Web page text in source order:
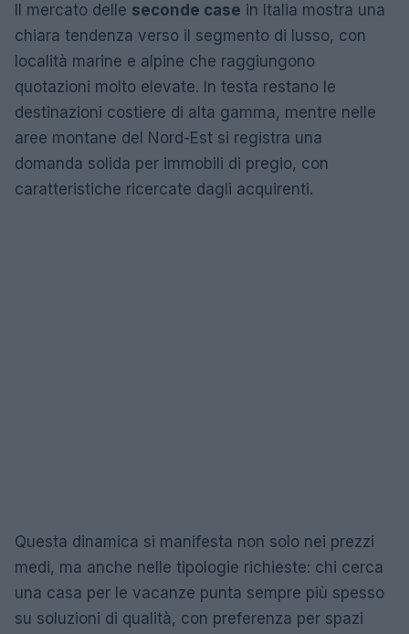
Il mercato delle seconde case in Italia mostra una
chiara tendenza verso il segmento di lusso, con
località marine e alpine che raggiungono
quotazioni molto elevate. In testa restano le
destinazioni costiere di alta gamma, mentre nelle
aree montane del Nord-Est si registra una
domanda solida per immobili di pregio, con
caratteristiche ricercate dagli acquirenti.
Questa dinamica si manifesta non solo nei prezzi
medi, ma anche nelle tipologie richieste: chi cerca
una casa per le vacanze punta sempre più spesso
su soluzioni di qualità, con preferenza per spazi